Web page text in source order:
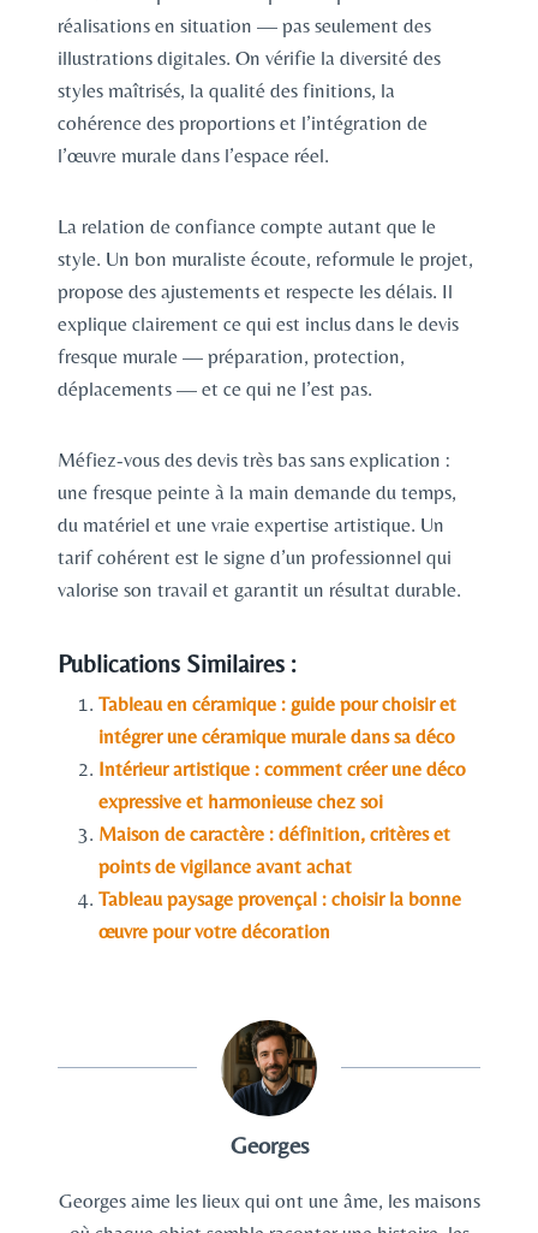
réalisations en situation — pas seulement des
illustrations digitales. On vérifie la diversité des
styles maîtrisés, la qualité des finitions, la
cohérence des proportions et l’intégration de
l’œuvre murale dans l’espace réel.
La relation de confiance compte autant que le
style. Un bon muraliste écoute, reformule le projet,
propose des ajustements et respecte les délais. Il
explique clairement ce qui est inclus dans le devis
fresque murale — préparation, protection,
déplacements — et ce qui ne l’est pas.
Méfiez-vous des devis très bas sans explication :
une fresque peinte à la main demande du temps,
du matériel et une vraie expertise artistique. Un
tarif cohérent est le signe d’un professionnel qui
valorise son travail et garantit un résultat durable.
Publications Similaires :
Tableau en céramique : guide pour choisir et
intégrer une céramique murale dans sa déco
Intérieur artistique : comment créer une déco
expressive et harmonieuse chez soi
Maison de caractère : définition, critères et
points de vigilance avant achat
Tableau paysage provençal : choisir la bonne
œuvre pour votre décoration
Georges
Georges aime les lieux qui ont une âme, les maisons